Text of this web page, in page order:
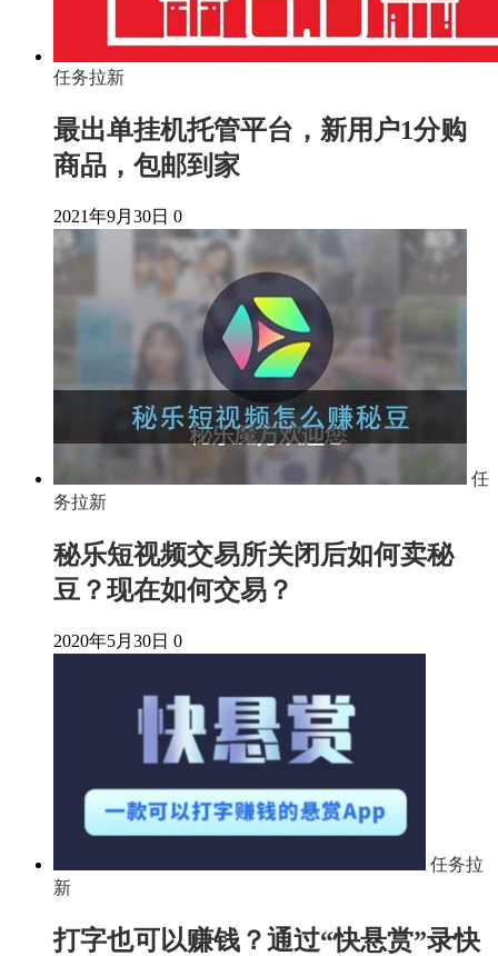
任务拉新
最出单挂机托管平台，新用户1分购
商品，包邮到家
2021年9月30日 0
任
务拉新
秘乐短视频交易所关闭后如何卖秘
豆？现在如何交易？
2020年5月30日 0
任务拉
新
打字也可以赚钱？通过“快悬赏”录快